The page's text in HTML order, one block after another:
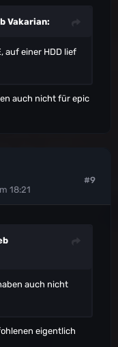
Vakarian:
auf einer HDD lief
auch nicht für epic
18:21
#9
auch nicht
eigentlich